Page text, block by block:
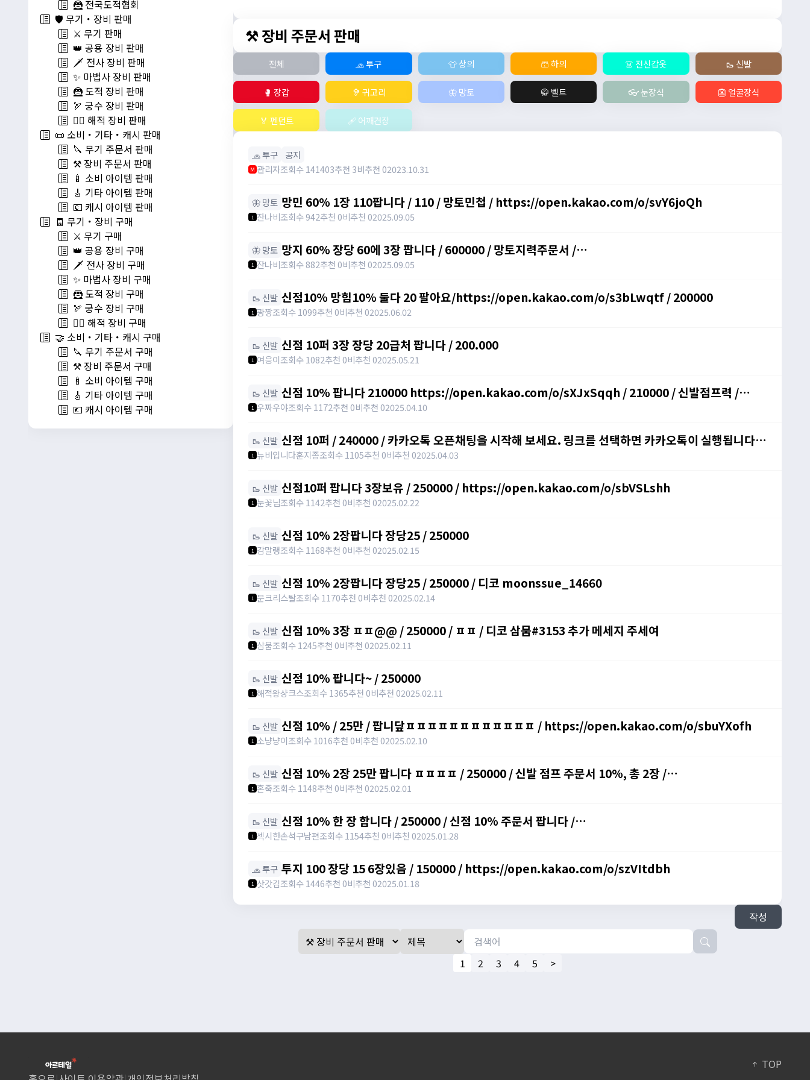
🦹 전국도적협회
🛡️ 무기・장비 판매
⚔️ 무기 판매
👑 공용 장비 판매
🗡️ 전사 장비 판매
✨ 마법사 장비 판매
🦹 도적 장비 판매
🏹 궁수 장비 판매
🏴‍☠️ 해적 장비 판매
📜 소비・기타・캐시 판매
🔪 무기 주문서 판매
⚒️ 장비 주문서 판매
🍼 소비 아이템 판매
🎸 기타 아이템 판매
💶 캐시 아이템 판매
🧾 무기・장비 구매
⚔️ 무기 구매
👑 공용 장비 구매
🗡️ 전사 장비 구매
✨ 마법사 장비 구매
🦹 도적 장비 구매
🏹 궁수 장비 구매
🏴‍☠️ 해적 장비 구매
🤝 소비・기타・캐시 구매
🔪 무기 주문서 구매
⚒️ 장비 주문서 구매
🍼 소비 아이템 구매
🎸 기타 아이템 구매
💶 캐시 아이템 구매
⚒️ 장비 주문서 판매
전체 🧢 투구 👕 상의 🩳 하의 👗 전신갑옷 🥾 신발
🥊 장갑 🦻 귀고리 🦋 망토 🥋 벨트 👓 눈장식 👺 얼굴장식
🏅 펜던트 🩹 어깨견장
🧢 투구 공지
M 관리자조회수 141403추천 3비추천 02023.10.31
🦋 망토 망민 60% 1장 110팝니다 / 110 / 망토민첩 / https://open.kakao.com/o/svY6joQh
1 잔나비조회수 942추천 0비추천 02025.09.05
🦋 망토 망지 60% 장당 60에 3장 팝니다 / 600000 / 망토지력주문서 /
https://open.kakao.com/o/svY6joQh
1 잔나비조회수 882추천 0비추천 02025.09.05
🥾 신발 신점10% 망힘10% 둘다 20 팔아요/https://open.kakao.com/o/s3bLwqtf / 200000
1 광짱조회수 1099추천 0비추천 02025.06.02
🥾 신발 신점 10퍼 3장 장당 20급처 팝니다 / 200.000
1 여응이조회수 1082추천 0비추천 02025.05.21
🥾 신발 신점 10% 팝니다 210000 https://open.kakao.com/o/sXJxSqqh / 210000 / 신발점프력 /
https://open.kakao.com/o/sXJxSqqh
1 우짜우야조회수 1172추천 0비추천 02025.04.10
🥾 신발 신점 10퍼 / 240000 / 카카오톡 오픈채팅을 시작해 보세요. 링크를 선택하면 카카오톡이 실행됩니다.
신점10퍼 아르테일 https://open.kakao.com/o/sNNXpeph
1 뉴비입니다훈지좀조회수 1105추천 0비추천 02025.04.03
🥾 신발 신점10퍼 팝니다 3장보유 / 250000 / https://open.kakao.com/o/sbVSLshh
1 눈꽃님조회수 1142추천 0비추천 02025.02.22
🥾 신발 신점 10% 2장팝니다 장당25 / 250000
1 감말랭조회수 1168추천 0비추천 02025.02.15
🥾 신발 신점 10% 2장팝니다 장당25 / 250000 / 디코 moonssue_14660
1 문크리스탈조회수 1170추천 0비추천 02025.02.14
🥾 신발 신점 10% 3장 ㅍㅍ@@ / 250000 / ㅍㅍ / 디코 삼뭄#3153 추가 메세지 주세여
1 삼뭄조회수 1245추천 0비추천 02025.02.11
🥾 신발 신점 10% 팝니다~ / 250000
1 해적왕샹크스조회수 1365추천 0비추천 02025.02.11
🥾 신발 신점 10% / 25만 / 팝니닾ㅍㅍㅍㅍㅍㅍㅍㅍㅍㅍㅍㅍ / https://open.kakao.com/o/sbuYXofh
1 소냥냥이조회수 1016추천 0비추천 02025.02.10
🥾 신발 신점 10% 2장 25만 팝니다 ㅍㅍㅍㅍ / 250000 / 신발 점프 주문서 10%, 총 2장 /
https://open.kakao.com/o/sPWVLEdh
1 혼죽조회수 1148추천 0비추천 02025.02.01
🥾 신발 신점 10% 한 장 합니다 / 250000 / 신점 10% 주문서 팝니다 /
https://open.kakao.com/o/srgUnZch
1 섹시한손석구남편조회수 1154추천 0비추천 02025.01.28
🧢 투구 투지 100 장당 15 6장있음 / 150000 / https://open.kakao.com/o/szVItdbh
1 삿갓김조회수 1446추천 0비추천 02025.01.18
작성
1 2 3 4 5 >
TOP